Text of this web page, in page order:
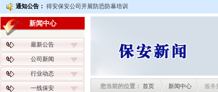
通知公告： 得安保安公司开展防恐防暴培训
您当前的位置： 首页 新闻中心 服务
新闻中心
最新公告
公司新闻
行业动态
一线保安